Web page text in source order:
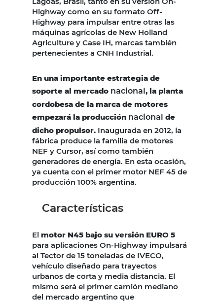
Highway como en su formato Off-
Highway para impulsar entre otras las
máquinas agrícolas de New Holland
Agriculture y Case IH, marcas también
pertenecientes a CNH Industrial.
En una importante estrategia de
soporte al mercado nacional, la planta
cordobesa de la marca de motores
empezará la producción nacional de
dicho propulsor. Inaugurada en 2012, la
fábrica produce la familia de motores
NEF y Cursor, así como también
generadores de energía. En esta ocasión,
ya cuenta con el primer motor NEF 45 de
producción 100% argentina.
Características
El motor N45 bajo su versión EURO 5
para aplicaciones On-Highway impulsará
al Tector de 15 toneladas de IVECO,
vehículo diseñado para trayectos
urbanos de corta y media distancia. El
mismo será el primer camión mediano
del mercado argentino que